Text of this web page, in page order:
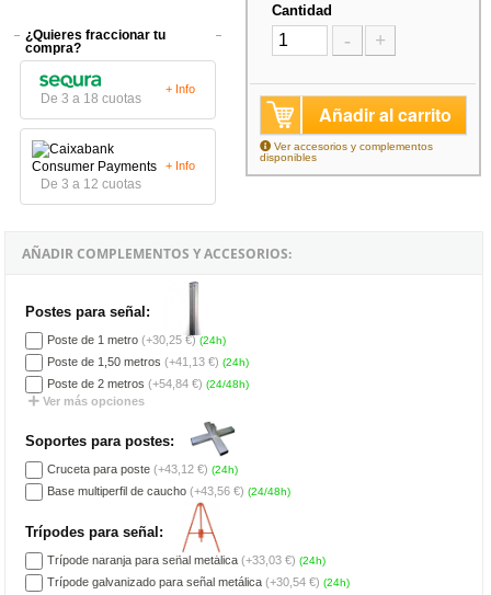
¿Quieres fraccionar tu
compra?
De 3 a 18 cuotas
+ Info
De 3 a 12 cuotas
+ Info
Cantidad
- +
Añadir al carrito
Ver accesorios y complementos
disponibles
AÑADIR COMPLEMENTOS Y ACCESORIOS:
Postes para señal:
Poste de 1 metro (+30,25 €) (24h)
Poste de 1,50 metros (+41,13 €) (24h)
Poste de 2 metros (+54,84 €) (24/48h)
Ver más opciones
Soportes para postes:
Cruceta para poste (+43,12 €) (24h)
Base multiperfil de caucho (+43,56 €) (24/48h)
Trípodes para señal:
Trípode naranja para señal metálica (+33,03 €) (24h)
Trípode galvanizado para señal metálica (+30,54 €) (24h)